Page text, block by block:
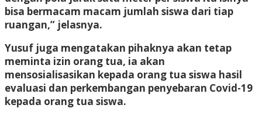
bisa bermacam macam jumlah siswa dari tiap
ruangan,” jelasnya.
Yusuf juga mengatakan pihaknya akan tetap
meminta izin orang tua, ia akan
mensosialisasikan kepada orang tua siswa hasil
evaluasi dan perkembangan penyebaran Covid-19
kepada orang tua siswa.